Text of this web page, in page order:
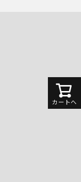
カートへ